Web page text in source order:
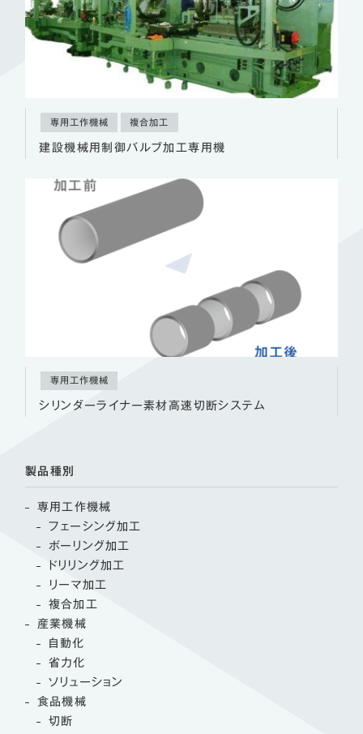
専用工作機械 複合加工
建設機械用制御バルブ加工専用機
専用工作機械
シリンダーライナー素材高速切断システム
製品種別
専用工作機械
フェーシング加工
ボーリング加工
ドリリング加工
リーマ加工
複合加工
産業機械
自動化
省力化
ソリューション
食品機械
切断